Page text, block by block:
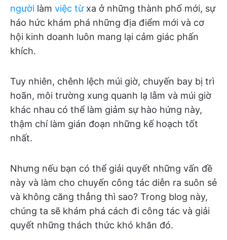
người làm việc từxa ở những thành phố mới, sự
háo hức khám phá những địa điểm mới và cơ
hội kinh doanh luôn mang lại cảm giác phấn
khích.
Tuy nhiên, chênh lệch múi giờ, chuyến bay bị trì
hoãn, môi trường xung quanh lạ lẫm và múi giờ
khác nhau có thể làm giảm sự hào hứng này,
thậm chí làm gián đoạn những kế hoạch tốt
nhất.
Nhưng nếu bạn có thể giải quyết những vấn đề
này và làm cho chuyến công tác diễn ra suôn sẻ
và không căng thẳng thì sao? Trong blog này,
chúng ta sẽ khám phá cách đi công tác và giải
quyết những thách thức khó khăn đó.